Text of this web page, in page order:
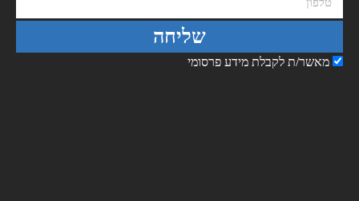
מאשר/ת לקבלת מידע פרסומי
שליחה